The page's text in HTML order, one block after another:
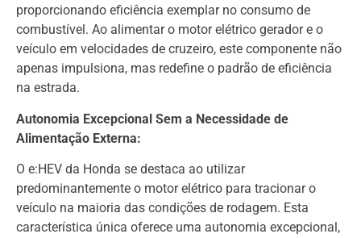
proporcionando eficiência exemplar no consumo de
combustível. Ao alimentar o motor elétrico gerador e o
veículo em velocidades de cruzeiro, este componente não
apenas impulsiona, mas redefine o padrão de eficiência
na estrada.
Autonomia Excepcional Sem a Necessidade de
Alimentação Externa:
O e:HEV da Honda se destaca ao utilizar
predominantemente o motor elétrico para tracionar o
veículo na maioria das condições de rodagem. Esta
característica única oferece uma autonomia excepcional,